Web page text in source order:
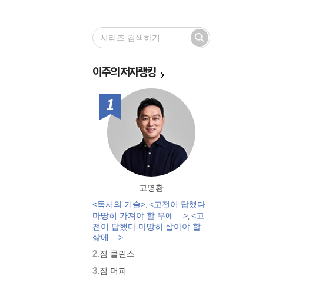
이주의저자랭킹
1위
고명환
<독서의 기술>, <고전이 답했다
마땅히 가져야 할 부에 ...>, <고
전이 답했다 마땅히 살아야 할
삶에 ...>
2.짐 콜린스
3.짐 머피